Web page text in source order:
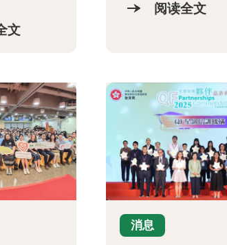
文
阅读全文
消息